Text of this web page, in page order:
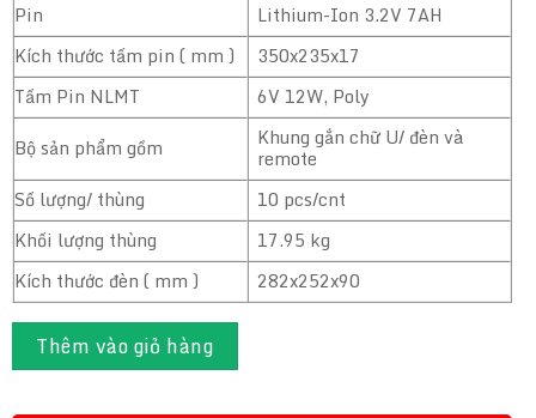
Pin
Lithium-Ion 3.2V 7AH
Kích thước tấm pin ( mm )
350x235x17
Tấm Pin NLMT
6V 12W, Poly
Bộ sản phẩm gồm
Khung gắn chữ U/ đèn và
remote
Số lượng/ thùng
10 pcs/cnt
Khối lượng thùng
17.95 kg
Kích thước đèn ( mm )
282x252x90
Thêm vào giỏ hàng